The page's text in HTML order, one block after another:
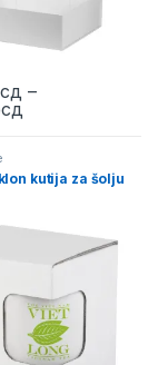
800,00
may be chosen
–
Price range:
has multiple
kutija za šolju